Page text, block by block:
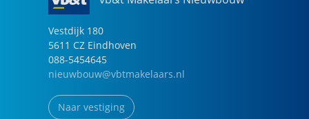
Vestdijk 180
5611 CZ Eindhoven
088-5454645
nieuwbouw@vbtmakelaars.nl
Naar vestiging